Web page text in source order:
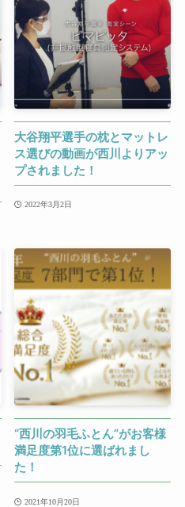
大谷翔平選手の枕とマットレ
ス選びの動画が西川よりアッ
プされました！
2022年3月2日
“西川の羽毛ふとん”がお客様
満足度第1位に選ばれまし
た！
2021年10月20日